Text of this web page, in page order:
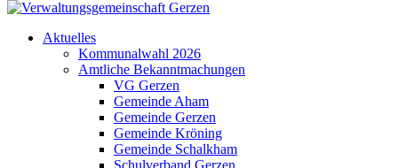
Aktuelles
Kommunalwahl 2026
Amtliche Bekanntmachungen
VG Gerzen
Gemeinde Aham
Gemeinde Gerzen
Gemeinde Kröning
Gemeinde Schalkham
Schulverband Gerzen